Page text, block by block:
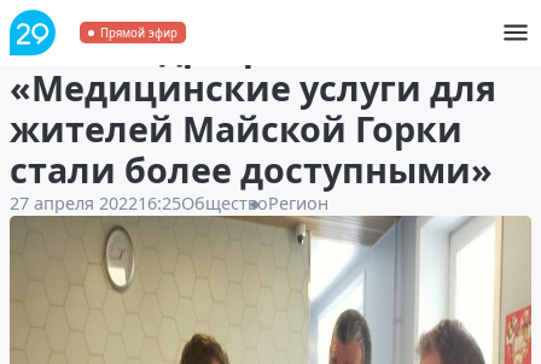
Прямой эфир
Александр Фролов:
«Медицинские услуги для
жителей Майской Горки
стали более доступными»
27 апреля 202216:25ОбществоРегион